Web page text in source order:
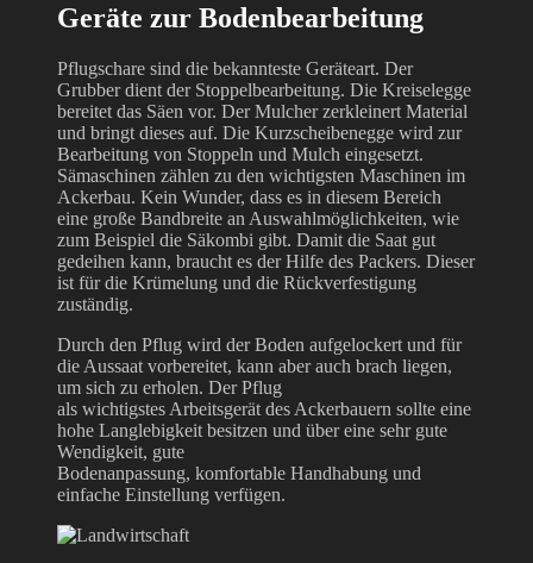
Geräte zur Bodenbearbeitung
Pflugschare sind die bekannteste Geräteart. Der
Grubber dient der Stoppelbearbeitung. Die Kreiselegge
bereitet das Säen vor. Der Mulcher zerkleinert Material
und bringt dieses auf. Die Kurzscheibenegge wird zur
Bearbeitung von Stoppeln und Mulch eingesetzt.
Sämaschinen zählen zu den wichtigsten Maschinen im
Ackerbau. Kein Wunder, dass es in diesem Bereich
eine große Bandbreite an Auswahlmöglichkeiten, wie
zum Beispiel die Säkombi gibt. Damit die Saat gut
gedeihen kann, braucht es der Hilfe des Packers. Dieser
ist für die Krümelung und die Rückverfestigung
zuständig.
Durch den Pflug wird der Boden aufgelockert und für
die Aussaat vorbereitet, kann aber auch brach liegen,
um sich zu erholen. Der Pflug
als wichtigstes Arbeitsgerät des Ackerbauern sollte eine
hohe Langlebigkeit besitzen und über eine sehr gute
Wendigkeit, gute
Bodenanpassung, komfortable Handhabung und
einfache Einstellung verfügen.